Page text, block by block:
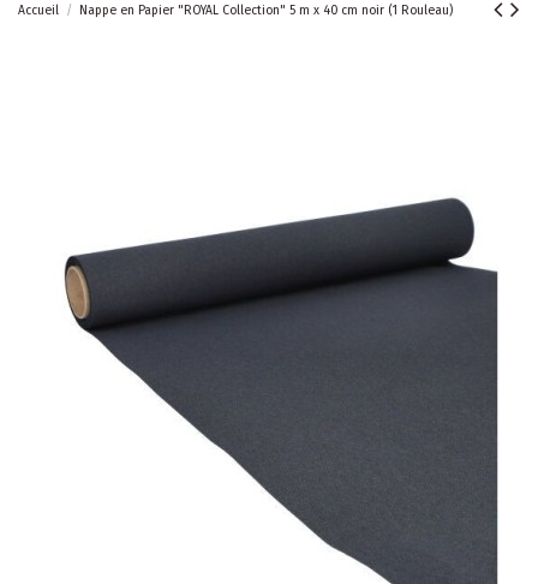
Accueil Nappe en Papier "ROYAL Collection" 5 m x 40 cm noir (1 Rouleau)